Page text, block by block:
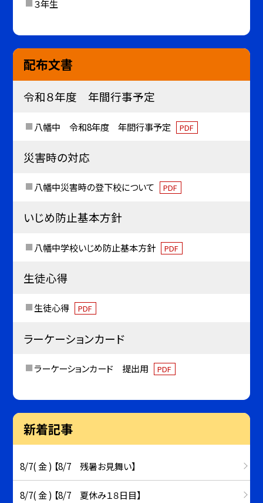
３年生
配布文書
令和８年度 年間行事予定
八幡中 令和8年度 年間行事予定 PDF
災害時の対応
八幡中災害時の登下校について PDF
いじめ防止基本方針
八幡中学校いじめ防止基本方針 PDF
生徒心得
生徒心得 PDF
ラーケーションカード
ラーケーションカード 提出用 PDF
新着記事
8/7( 金 ) 【8/7 残暑お見舞い】
8/7( 金 ) 【8/7 夏休み１８日目】